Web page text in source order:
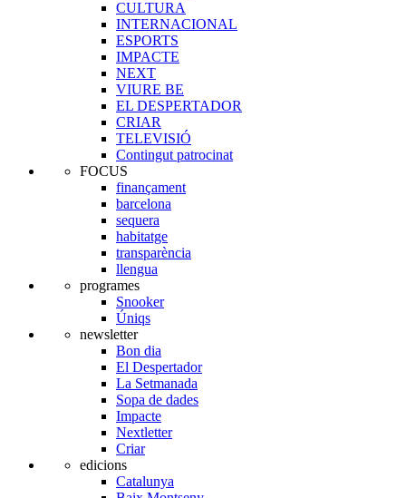
CULTURA
INTERNACIONAL
ESPORTS
IMPACTE
NEXT
VIURE BE
EL DESPERTADOR
CRIAR
TELEVISIÓ
Contingut patrocinat
FOCUS
finançament
barcelona
sequera
habitatge
transparència
llengua
programes
Snooker
Úniqs
newsletter
Bon dia
El Despertador
La Setmanada
Sopa de dades
Impacte
Nextletter
Criar
edicions
Catalunya